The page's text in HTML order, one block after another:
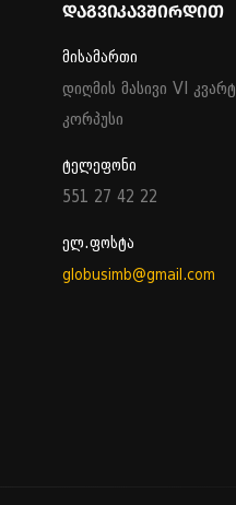
ᲓᲐᲒᲕᲘᲙᲐᲕᲨᲘᲠᲓᲘᲗ
მისამართი
დიღმის მასივი VI
კორპუსი
ტელეფონი
551 27 42 22
ელ.ფოსტა
globusimb@gmail.com